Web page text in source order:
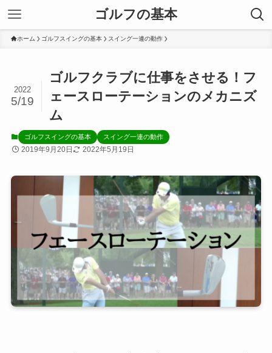
ゴルフの基本
ホーム ゴルフスイングの基本 スイング一連の動作
ゴルフクラブに仕事をさせる！フ
ェースローテーションのメカニズ
ム
2022
5/19
ゴルフスイングの基本 スイング一連の動作
2019年9月20日 2022年5月19日